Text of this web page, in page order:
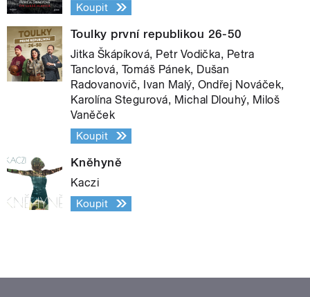
Koupit
Toulky první republikou 26-50
Jitka Škápíková, Petr Vodička, Petra
Tanclová, Tomáš Pánek, Dušan
Radovanovič, Ivan Malý, Ondřej Nováček,
Karolína Stegurová, Michal Dlouhý, Miloš
Vaněček
Koupit
Kněhyně
Kaczi
Koupit